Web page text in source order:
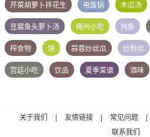
芹菜胡萝卜拌花生 电饭锅 木瓜汤
豆腐鱼头萝卜汤 梅州小吃 炖鱼
榨食物 饼 蒜蓉炒丝瓜 炒粉丝
宫廷小吃 饮品 夏季菜谱 酒味
关于我们 友情链接 常见问题
联系我们